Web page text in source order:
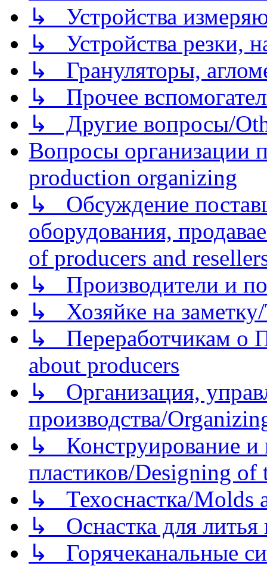
↳ Устройства
↳ Устройства резки,
↳ Грануляторы,
↳ Прочее
↳ Другие вопросы/
Вопросы организации
production organizing
↳ Обсуждение
оборудования,
of producers and
↳ Производители и
↳ Хозяйке на
↳ Переработчикам о
about producers
↳ Организация,
производства/
↳ Конструирование и
пластиков/Designing of
↳ Техоснастка/Molds
↳ Оснастка для литья
↳ Горячеканальные